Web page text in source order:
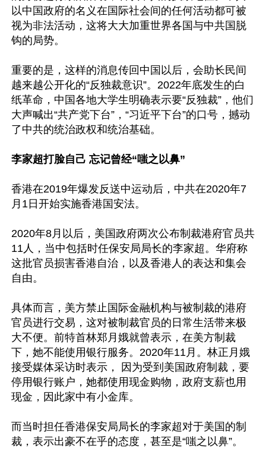
以中国政府的名义在国际社会间的任何活动都可被
视为非法活动，这将大大加重世界各国与中共国脱
钩的局势。
重要的是，这样的消息传回中国以后，会助长民间
越来越公开化的“反独裁意识”。2022年底发生的白
纸革命，中国各地大学生明确表示要“反独裁”，他们
大声喊出“共产党下台”，“习近平下台”的口号，撼动
了中共的统治政权和统治基础。
李家超打脸自己 忘记曾经“嗤之以鼻”
香港在2019年爆发反送中运动后，中共在2020年7
月1日开始实施香港国安法。
2020年8月以后，美国政府两次公布制裁港府官员共
11人，当中包括时任保安局局长的李家超。华府称
这批官员损害香港自治，以及香港人的表达和集会
自由。
具体而言，美方禁止国际金融机构与被制裁的港府
官员进行交易，这对被制裁官员的日常生活带来极
大不便。前特首林郑月娥就曾表示，在美方制裁
下，她不能使用银行服务。2020年11月。林正月娥
接受媒体采访时表示， 因为受到美国政府制裁，要
停用银行账户，她都使用现金购物，政府支薪也用
现金，因此家中有小金库。
而当时担任香港保安局局长的李家超对于美国的制
裁，表示出豪不在乎的态度，甚至是“嗤之以鼻”。